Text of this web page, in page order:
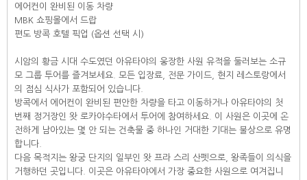
에어컨이 완비된 이동 차량
MBK 쇼핑몰에서 드랍
편도 방콕 호텔 픽업 (옵션 선택 시)
시암의 황금 시대 수도였던 아유타야의 웅장한 사원 유적을 둘러보는 소규
모 그룹 투어를 즐겨보세요. 모든 입장료, 전문 가이드, 현지 레스토랑에서
의 점심 식사가 포함되어 있습니다.
방콕에서 에어컨이 완비된 편안한 차량을 타고 이동하거나 아유타야의 첫
번째 정거장인 왓 로카야수타에서 투어에 참여하세요. 이 사원은 이곳에 온
전하게 남아있는 몇 안 되는 건축물 중 하나인 거대한 기대는 불상으로 유명
합니다.
다음 목적지는 왕궁 단지의 일부인 왓 프라 스리 산펫으로, 왕족들이 의식을
거행하던 곳입니다. 이곳은 아유타야에서 가장 중요한 사원으로 여겨집니